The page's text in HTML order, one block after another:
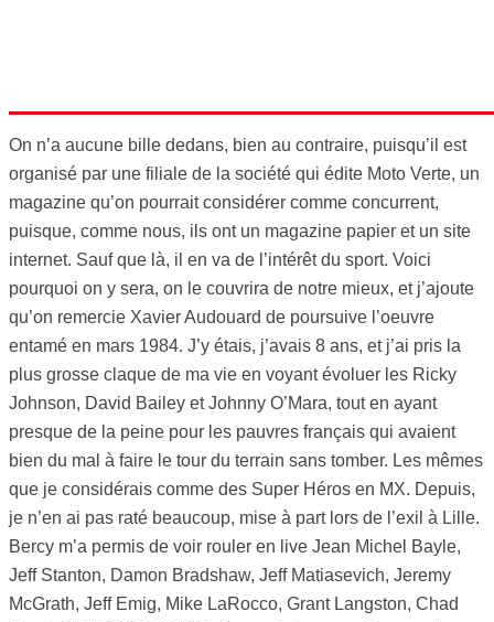
On n’a aucune bille dedans, bien au contraire, puisqu’il est
organisé par une filiale de la société qui édite Moto Verte, un
magazine qu’on pourrait considérer comme concurrent,
puisque, comme nous, ils ont un magazine papier et un site
internet. Sauf que là, il en va de l’intérêt du sport. Voici
pourquoi on y sera, on le couvrira de notre mieux, et j’ajoute
qu’on remercie Xavier Audouard de poursuive l’oeuvre
entamé en mars 1984. J’y étais, j’avais 8 ans, et j’ai pris la
plus grosse claque de ma vie en voyant évoluer les Ricky
Johnson, David Bailey et Johnny O’Mara, tout en ayant
presque de la peine pour les pauvres français qui avaient
bien du mal à faire le tour du terrain sans tomber. Les mêmes
que je considérais comme des Super Héros en MX. Depuis,
je n’en ai pas raté beaucoup, mise à part lors de l’exil à Lille.
Bercy m’a permis de voir rouler en live Jean Michel Bayle,
Jeff Stanton, Damon Bradshaw, Jeff Matiasevich, Jeremy
McGrath, Jeff Emig, Mike LaRocco, Grant Langston, Chad